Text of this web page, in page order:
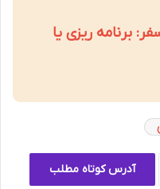
برنامه ریزی یا
آدرس کوتاه مطلب